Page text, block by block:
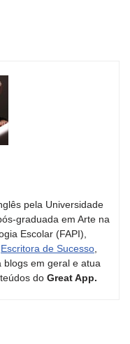
pela Universidade
graduada em Arte na
Escolar (FAPI),
Escritora de Sucesso
blogs em geral e atua
do Great App.